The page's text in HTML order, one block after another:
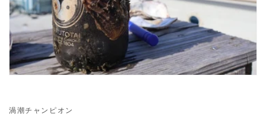
渦潮チャンピオン